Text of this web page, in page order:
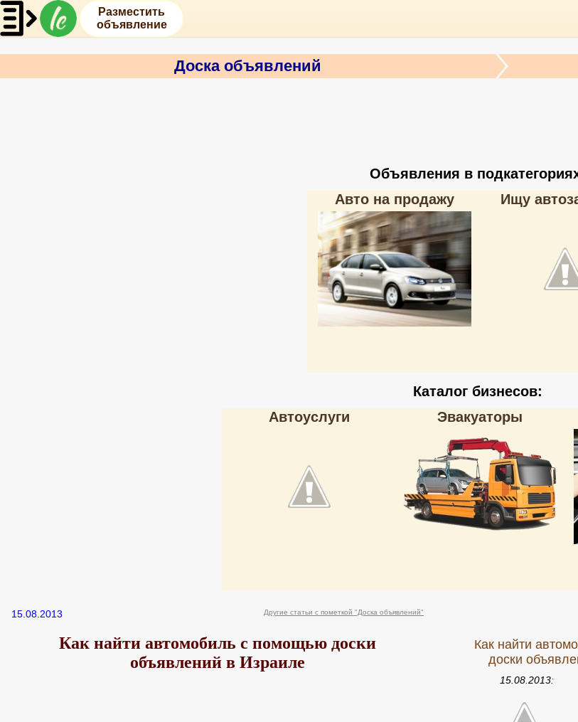
Разместить
объявление
Доска объявлений
Объявления в
Авто на продажу
Ищу
Каталог бизнесов:
Автоуслуги
Эвакуаторы
15.08.2013 Другие статьи с пометкой "Доска объявлений"
Как найти автомобиль с помощью доски
объявлений в Израиле
Как найти
доски
15.08.2013: